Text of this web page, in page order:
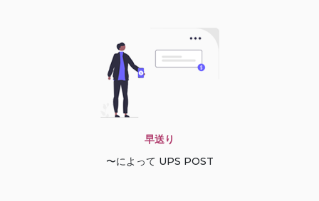
早送り
〜によって UPS POST